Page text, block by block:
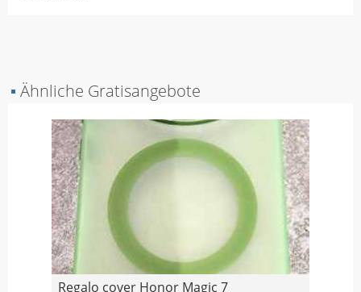
▪ Ähnliche Gratisangebote
Regalo cover Honor Magic 7